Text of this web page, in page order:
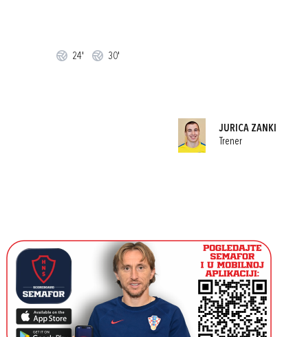
24' 30'
JURICA ZANKI
Trener